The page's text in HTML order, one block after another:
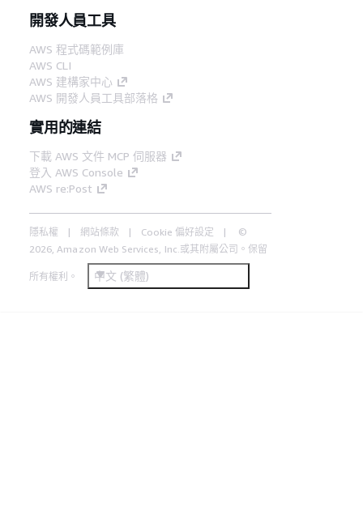
開發人員工具
AWS 程式碼範例庫
AWS CLI
AWS 建構家中心
AWS 開發人員工具部落格
實用的連結
下載 AWS 文件 MCP 伺服器
登入 AWS Console
AWS re:Post
隱私權 網站條款 Cookie 偏好設定
©
2026, Amazon Web Services, Inc.或其附屬公司。保留
所有權利。 中文 (繁體)